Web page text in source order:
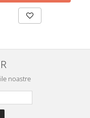
noastre